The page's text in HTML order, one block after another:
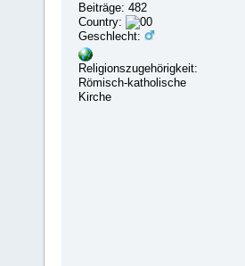
Beiträge: 482
Country:
Geschlecht:
Religionszugehörigkeit:
Römisch-katholische
Kirche